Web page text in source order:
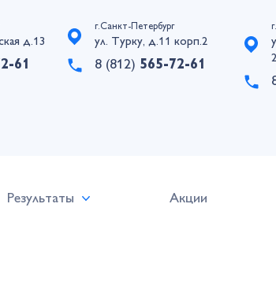
д.13
61
г.Санкт-Петербург
ул. Турку, д.11 корп.2
8 (812) 565-72-61
Результаты Акции